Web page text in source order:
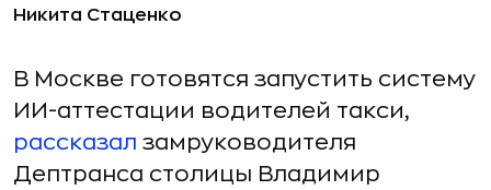
Никита Стаценко
В Москве готовятся запустить систему
ИИ-аттестации водителей такси,
рассказал замруководителя
Дептранса столицы Владимир